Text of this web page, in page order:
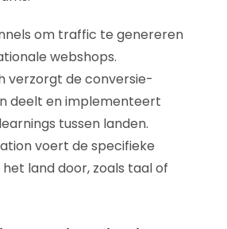
om traffic te genereren
webshops.
verzorgt de conversie-
deelt en implementeert
tussen landen.
voert de specifieke
land door, zoals taal of